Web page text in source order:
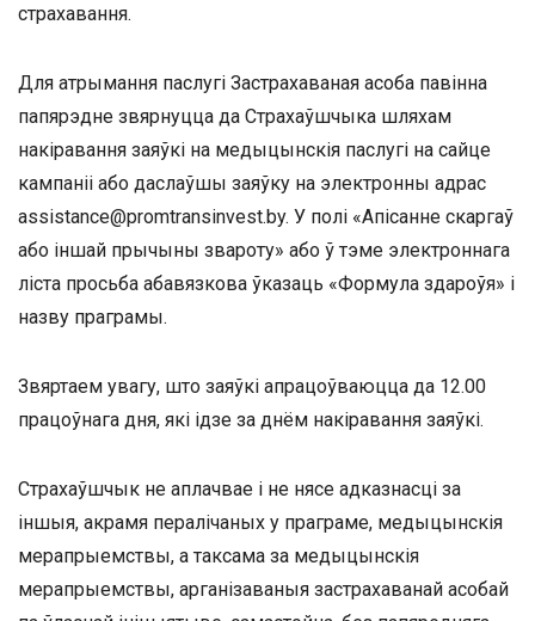
страхавання.
Для атрымання паслугі Застрахаваная асоба павінна
папярэдне звярнуцца да Страхаўшчыка шляхам
накіравання заяўкі на медыцынскія паслугі на сайце
кампаніі або даслаўшы заяўку на электронны адрас
assistance@promtransinvest.by. У полі «Апісанне скаргаў
або іншай прычыны звароту» або ў тэме электроннага
ліста просьба абавязкова ўказаць «Формула здароўя» і
назву праграмы.
Звяртаем увагу, што заяўкі апрацоўваюцца да 12.00
працоўнага дня, які ідзе за днём накіравання заяўкі.
Страхаўшчык не аплачвае і не нясе адказнасці за
іншыя, акрамя пералічаных у праграме, медыцынскія
мерапрыемствы, а таксама за медыцынскія
мерапрыемствы, арганізаваныя застрахаванай асобай